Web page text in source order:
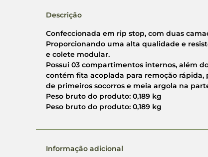
Descrição
Confeccionada em rip stop, com duas
Proporcionando uma alta qualidade e
e colete modular.
Possui 03 compartimentos internos, além
contém fita acoplada para remoção
de primeiros socorros e meia argola na
Peso bruto do produto: 0,189 kg
Peso bruto do produto: 0,189 kg
Informação adicional